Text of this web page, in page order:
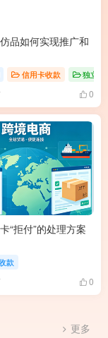
品如何实现推广和
信用卡收款 独立
0
站收款方案
“拒付”的处理方案
款
0
更多